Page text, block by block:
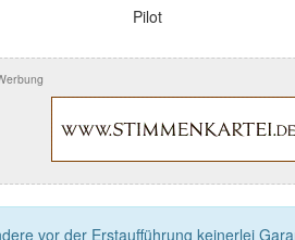
Pilot
vor der Erstaufführung keinerlei